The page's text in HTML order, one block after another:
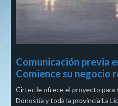
Comunicación previa
Comience su negocio
Cirtec le ofrece el proyecto para
Donostia y toda la provincia La